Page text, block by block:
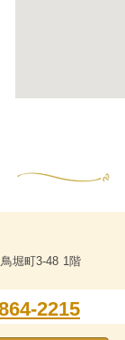
堀町3-48 1階
2215